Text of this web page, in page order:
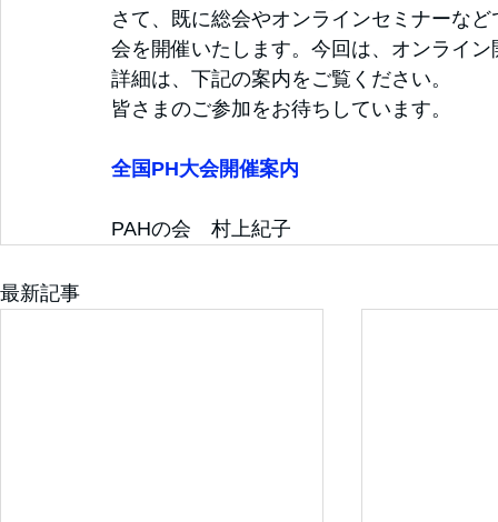
さて、既に総会やオンラインセミナーな
会を開催いたします。今回は、オンライ
詳細は、下記の案内をご覧ください。
皆さまのご参加をお待ちしています。
全国PH大会開催案内
PAHの会　村上紀子
最新記事